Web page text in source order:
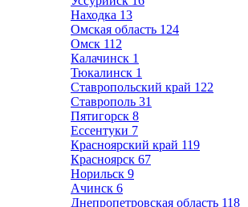
Находка 13
Омская область 124
Омск 112
Калачинск 1
Тюкалинск 1
Ставропольский край 122
Ставрополь 31
Пятигорск 8
Ессентуки 7
Красноярский край 119
Красноярск 67
Норильск 9
Ачинск 6
Днепропетровская область 118